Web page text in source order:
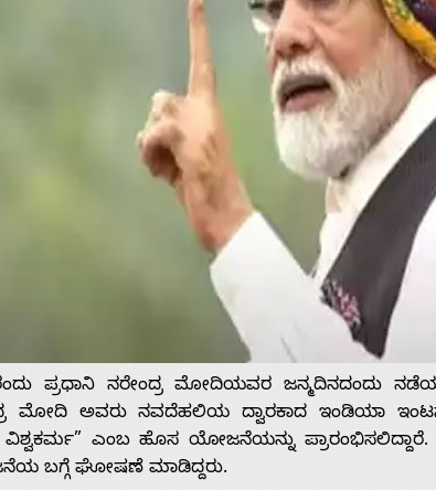
ಪ್ರಧಾನಿ ನರೇಂದ್ರ ಮೋದಿಯವರ ಜನ್ಮದಿನದಂದು
ಮೋದಿ ಅವರು ನವದೆಹಲಿಯ ದ್ವಾರಕಾದ ಇಂಡಿಯಾ
ಎಂಬ ಹೊಸ ಯೋಜನೆಯನ್ನು ಪ್ರಾರಂಭಿಸಲಿದ್ದಾರೆ.
ಬಗ್ಗೆ ಘೋಷಣೆ ಮಾಡಿದ್ದರು.